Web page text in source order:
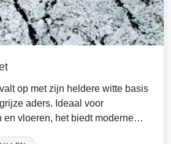
op met zijn heldere witte basis
aders. Ideaal voor
en vloeren, het biedt moderne